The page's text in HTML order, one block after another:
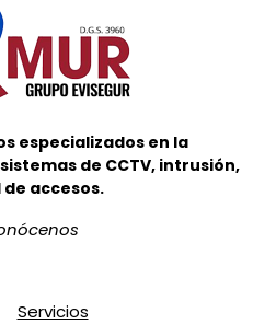
especializados en la
de CCTV, intrusión,
accesos.
Servicios